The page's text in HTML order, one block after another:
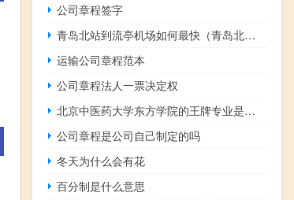
公司章程签字
青岛北站到流亭机场如何最快（青岛北站到流亭机场）
运输公司章程范本
公司章程法人一票决定权
北京中医药大学东方学院的王牌专业是什么
公司章程是公司自己制定的吗
冬天为什么会有花
百分制是什么意思